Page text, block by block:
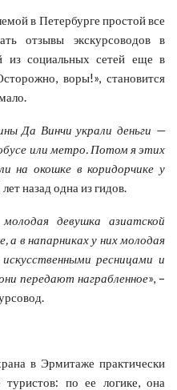
в Петербурге простой все
отзывы экскурсоводов в
из социальных сетей еще в
воры!», становится
Да Винчи украли деньги —
или метро. Потом я этих
на окошке в коридорчике у
назад одна из гидов.
девушка азиатской
а в напарниках у них молодая
ресницами и
передают награбленное», –
в Эрмитаже практически
туристов: по ее логике, она